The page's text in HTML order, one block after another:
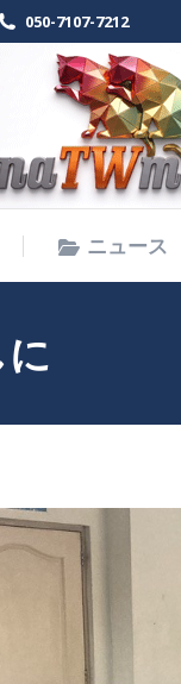
050-7107-7212
ニュース
ニュース